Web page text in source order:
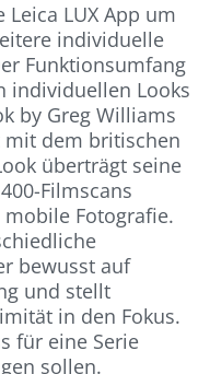
LUX App um
individuelle
Funktionsumfang
individuellen Looks
by Greg Williams
dem britischen
überträgt seine
Filmscans
Fotografie.
bewusst auf
und stellt
in den Fokus.
für eine Serie
sollen.